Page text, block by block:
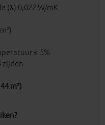
(λ) 0,022 W/mK
≤ 5%
zijden
m²)